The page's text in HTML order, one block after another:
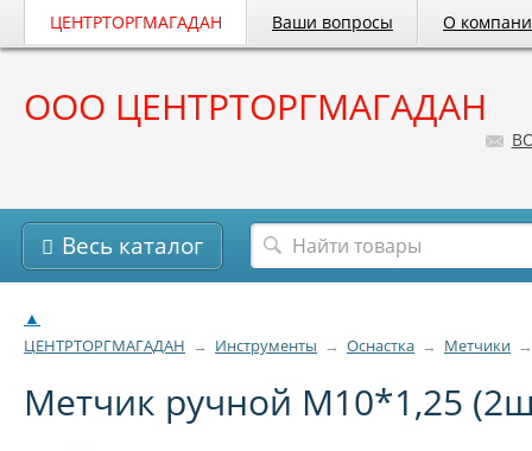
ЦЕНТРТОРГМАГАДАН Ваши вопросы О
ООО ЦЕНТРТОРГМАГАДАН
Весь каталог
▲
ЦЕНТРТОРГМАГАДАН → Инструменты → Оснастка → Метчики →
Метчик ручной М10*1,25